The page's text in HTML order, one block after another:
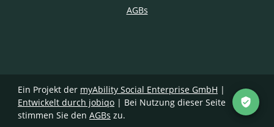
AGBs
Ein Projekt der myAbility Social Enterprise GmbH |
Entwickelt durch jobiqo | Bei Nutzung dieser Seite
stimmen Sie den AGBs zu.